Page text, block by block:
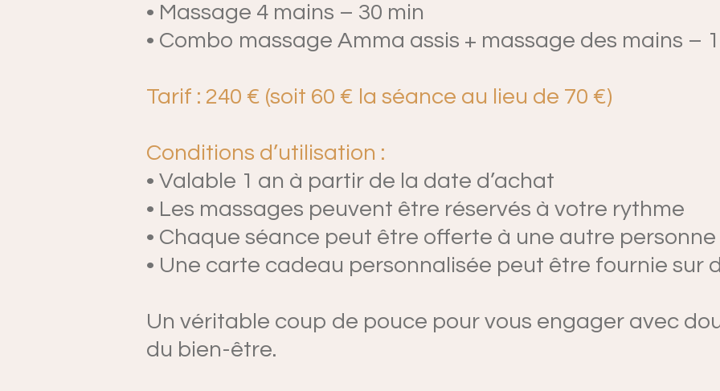
• Massage 4 mains – 30 min
• Combo massage Amma assis + massage des mains –
Tarif : 240 € (soit 60 € la séance au lieu de 70 €)
Conditions d’utilisation :
• Valable 1 an à partir de la date d’achat
• Les massages peuvent être réservés à votre rythme
• Chaque séance peut être offerte à une autre personne
• Une carte cadeau personnalisée peut être fournie sur
Un véritable coup de pouce pour vous engager avec
du bien-être.